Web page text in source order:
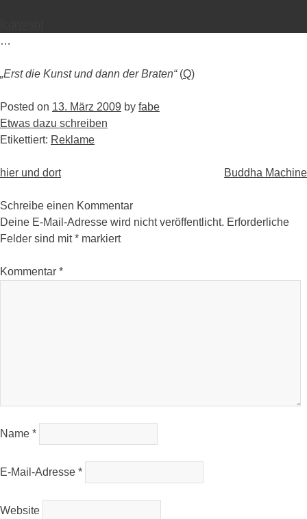
…
„Erst die Kunst und dann der Braten“(Q)
Posted on 13. März 2009 by fabe
Etwas dazu schreiben
Etikettiert: Reklame
Post
hier und dort Buddha Machine
Schreibe einen Kommentar
Deine E-Mail-Adresse wird nicht veröffentlicht. Erforderliche
Felder sind mit* markiert
Kommentar *
Name *
E-Mail-Adresse *
Website